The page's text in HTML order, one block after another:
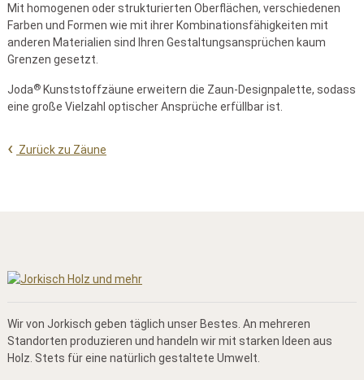
Mit homogenen oder strukturierten Oberflächen, verschiedenen
Farben und Formen wie mit ihrer Kombinationsfähigkeiten mit
anderen Materialien sind Ihren Gestaltungsansprüchen kaum
Grenzen gesetzt.
Joda® Kunststoffzäune erweitern die Zaun-Designpalette, sodass
eine große Vielzahl optischer Ansprüche erfüllbar ist.
Zurück zu Zäune
Wir von Jorkisch geben täglich unser Bestes. An mehreren
Standorten produzieren und handeln wir mit starken Ideen aus
Holz. Stets für eine natürlich gestaltete Umwelt.